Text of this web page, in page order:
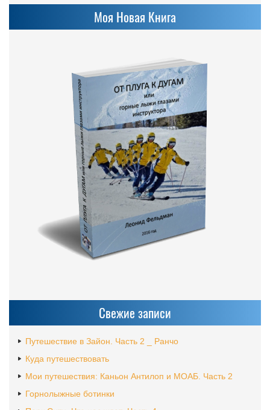
Моя Новая Книга
Свежие записи
Путешествие в Зайон. Часть 2 _ Ранчо
Куда путешествовать
Мои путешествия: Каньон Антилоп и МОАБ. Часть 2
Горнолыжные ботинки